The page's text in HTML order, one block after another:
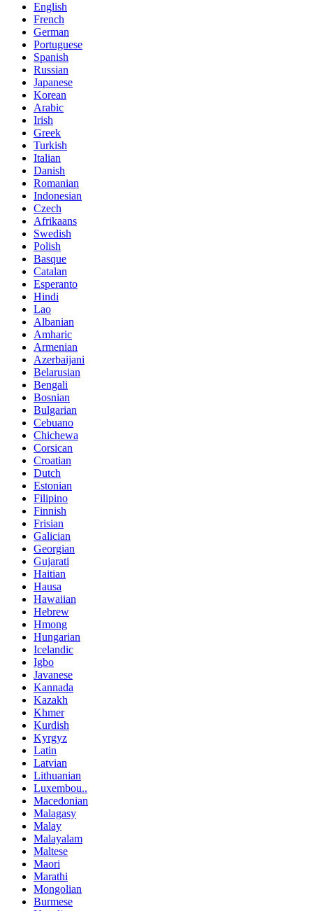
English
French
German
Portuguese
Spanish
Russian
Japanese
Korean
Arabic
Irish
Greek
Turkish
Italian
Danish
Romanian
Indonesian
Czech
Afrikaans
Swedish
Polish
Basque
Catalan
Esperanto
Hindi
Lao
Albanian
Amharic
Armenian
Azerbaijani
Belarusian
Bengali
Bosnian
Bulgarian
Cebuano
Chichewa
Corsican
Croatian
Dutch
Estonian
Filipino
Finnish
Frisian
Galician
Georgian
Gujarati
Haitian
Hausa
Hawaiian
Hebrew
Hmong
Hungarian
Icelandic
Igbo
Javanese
Kannada
Kazakh
Khmer
Kurdish
Kyrgyz
Latin
Latvian
Lithuanian
Luxembou..
Macedonian
Malagasy
Malay
Malayalam
Maltese
Maori
Marathi
Mongolian
Burmese